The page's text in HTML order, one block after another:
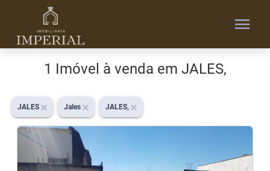
menu
1 Imóvel à venda em JALES,
JALES Jales JALES,